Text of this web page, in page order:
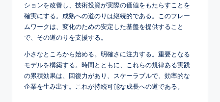
ションを改善し、技術投資が実際の価値をもたらすことを
確実にする。成熟への道のりは継続的である。このフレー
ムワークは、変化のための安定した基盤を提供すること
で、その道のりを支援する。
小さなところから始める。明確さに注力する。重要となる
モデルを構築する。時間とともに、これらの規律ある実践
の累積効果は、回復力があり、スケーラブルで、効率的な
企業を生み出す。これが持続可能な成長への道である。